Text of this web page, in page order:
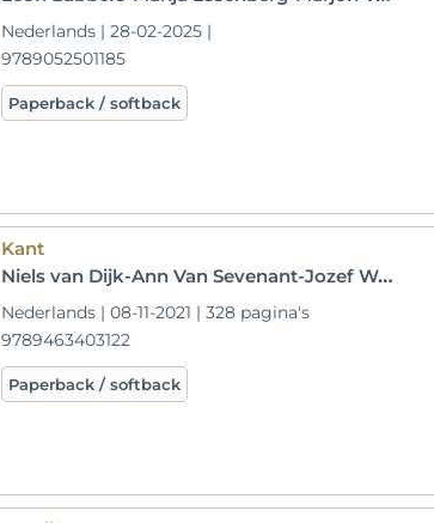
Nederlands | 28-02-2025 |
9789052501185
Paperback / softback
Kant
Niels van Dijk-Ann Van Sevenant-Jozef Waanders-Rob Wiche-Paul Cobben-Jacques De Visscher-Michel Huysseune-Arthur Kok-Bart Labuschagne-Donald Loose-Xavier Meulders-Martin Moors
Nederlands | 08-11-2021 | 328 pagina's
9789463403122
Paperback / softback